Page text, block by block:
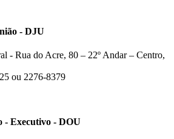
- DJU
- Rua do Acre, 80 – 22º Andar – Centro,
ou 2276-8379
- Executivo - DOU